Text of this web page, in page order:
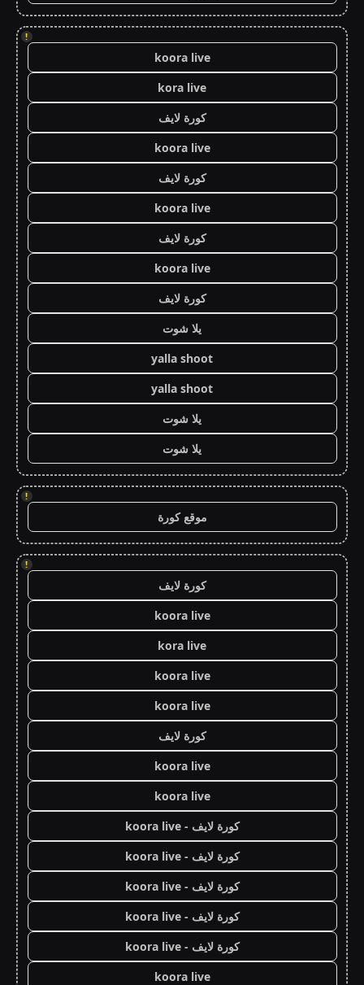
!
koora live
kora live
كورة لايف
koora live
كورة لايف
koora live
كورة لايف
koora live
كورة لايف
يلا شوت
yalla shoot
yalla shoot
يلا شوت
يلا شوت
!
موقع كورة
!
كورة لايف
koora live
kora live
koora live
koora live
كورة لايف
koora live
koora live
كورة لايف - koora live
كورة لايف - koora live
كورة لايف - koora live
كورة لايف - koora live
كورة لايف - koora live
koora live